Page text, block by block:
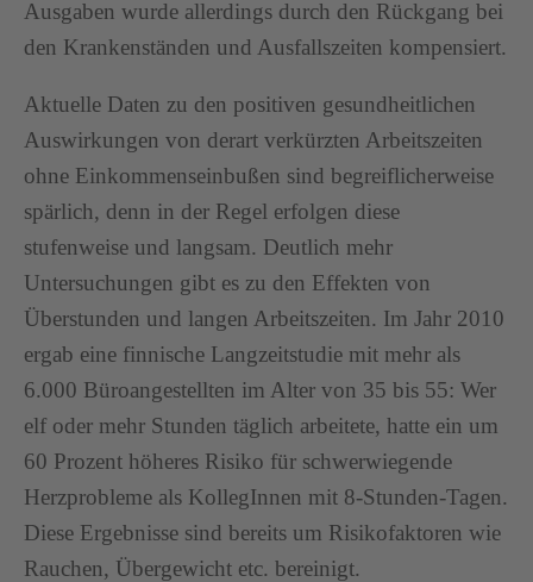
Ausgaben wurde allerdings durch den Rückgang bei
den Krankenständen und Ausfallszeiten kompensiert.
Aktuelle Daten zu den positiven gesundheitlichen
Auswirkungen von derart verkürzten Arbeitszeiten
ohne Einkommenseinbußen sind begreiflicherweise
spärlich, denn in der Regel erfolgen diese
stufenweise und langsam. Deutlich mehr
Untersuchungen gibt es zu den Effekten von
Überstunden und langen Arbeitszeiten. Im Jahr 2010
ergab eine finnische Langzeitstudie mit mehr als
6.000 Büroangestellten im Alter von 35 bis 55: Wer
elf oder mehr Stunden täglich arbeitete, hatte ein um
60 Prozent höheres Risiko für schwerwiegende
Herzprobleme als KollegInnen mit 8-Stunden-Tagen.
Diese Ergebnisse sind bereits um Risikofaktoren wie
Rauchen, Übergewicht etc. bereinigt.